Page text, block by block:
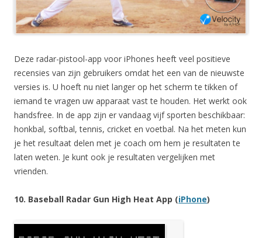
Deze radar-pistool-app voor iPhones heeft veel positieve
recensies van zijn gebruikers omdat het een van de nieuwste
versies is. U hoeft nu niet langer op het scherm te tikken of
iemand te vragen uw apparaat vast te houden. Het werkt ook
handsfree. In de app zijn er vandaag vijf sporten beschikbaar:
honkbal, softbal, tennis, cricket en voetbal. Na het meten kun
je het resultaat delen met je coach om hem je resultaten te
laten weten. Je kunt ook je resultaten vergelijken met
vrienden.
10. Baseball Radar Gun High Heat App (iPhone)